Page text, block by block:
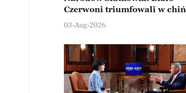
Czerwoni triumfowali w
Ningbo
03-Aug-2026